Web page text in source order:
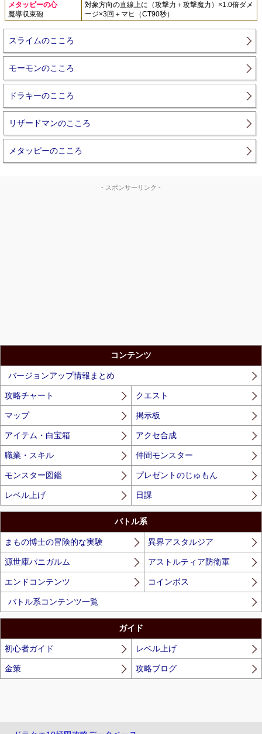
メタッピーの心
魔導収束砲
対象方向の直線上に（攻撃力＋攻撃魔力）×1.0倍ダメ
ージ×3回＋マヒ（CT90秒）
スライムのこころ
モーモンのこころ
ドラキーのこころ
リザードマンのこころ
メタッピーのこころ
- スポンサーリンク -
コンテンツ
バージョンアップ情報まとめ
攻略チャート クエスト
マップ 掲示板
アイテム・白宝箱 アクセ合成
職業・スキル 仲間モンスター
モンスター図鑑 プレゼントのじゅもん
レベル上げ 日課
バトル系
まもの博士の冒険的な実験 異界アスタルジア
源世庫パニガルム アストルティア防衛軍
エンドコンテンツ コインボス
バトル系コンテンツ一覧
ガイド
初心者ガイド レベル上げ
金策 攻略ブログ